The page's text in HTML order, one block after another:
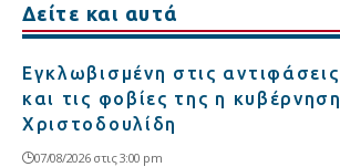
Δείτε και αυτά
Εγκλωβισμένη στις αντιφάσεις
και τις φοβίες της η κυβέρνηση
Χριστοδουλίδη
07/08/2026 στις 3:00 pm